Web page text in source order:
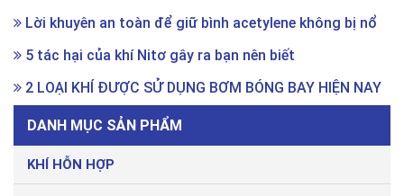
Lời khuyên an toàn để giữ bình acetylene không bị nổ
5 tác hại của khí Nitơ gây ra bạn nên biết
2 LOẠI KHÍ ĐƯỢC SỬ DỤNG BƠM BÓNG BAY HIỆN NAY
DANH MỤC SẢN PHẨM
KHÍ HỖN HỢP